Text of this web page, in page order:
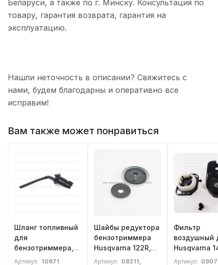
Беларуси, а также по г. Минску. Консультация по
товару, гарантия возврата, гарантия на
эксплуатацию.
Нашли неточность в описании? Свяжитесь с
нами, будем благодарны и оперативно все
исправим!
Вам также может понравиться
Шланг топливный
для
бензотриммера,
мотокосы
Артикул: 10671
Шайбы редуктора
бензотриммера
Husqvarna 122R,
124R, 125R, 128R
Артикул: 08211,
Фильтр
воздушный
Husqvarna
сборе
Артикул: